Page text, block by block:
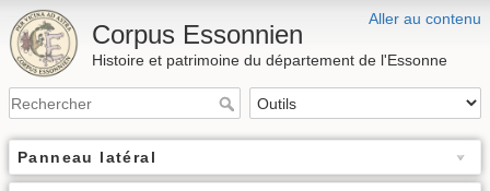
Aller au contenu
Corpus Essonnien
Histoire et patrimoine du département de l'Essonne
Panneau latéral